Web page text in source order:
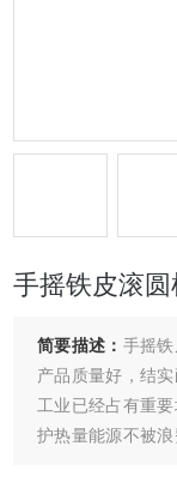
手摇铁皮滚
简要描述： 手摇铁
产品质量好，结
工业已经占有重
护热量能源不被